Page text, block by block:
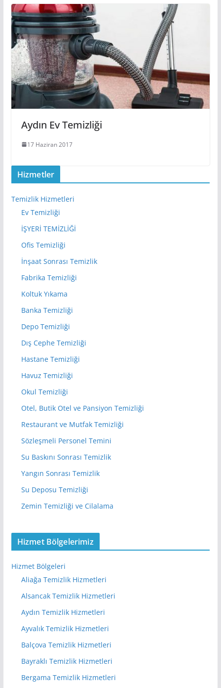
Aydın Ev Temizliği
17 Haziran 2017
Hizmetler
Temizlik Hizmetleri
Ev Temizliği
İŞYERİ TEMİZLİĞİ
Ofis Temizliği
İnşaat Sonrası Temizlik
Fabrika Temizliği
Koltuk Yıkama
Banka Temizliği
Depo Temizliği
Dış Cephe Temizliği
Hastane Temizliği
Havuz Temizliği
Okul Temizliği
Otel, Butik Otel ve Pansiyon Temizliği
Restaurant ve Mutfak Temizliği
Sözleşmeli Personel Temini
Su Baskını Sonrası Temizlik
Yangın Sonrası Temizlik
Su Deposu Temizliği
Zemin Temizliği ve Cilalama
Hizmet Bölgelerimiz
Hizmet Bölgeleri
Aliağa Temizlik Hizmetleri
Alsancak Temizlik Hizmetleri
Aydın Temizlik Hizmetleri
Ayvalık Temizlik Hizmetleri
Balçova Temizlik Hizmetleri
Bayraklı Temizlik Hizmetleri
Bergama Temizlik Hizmetleri